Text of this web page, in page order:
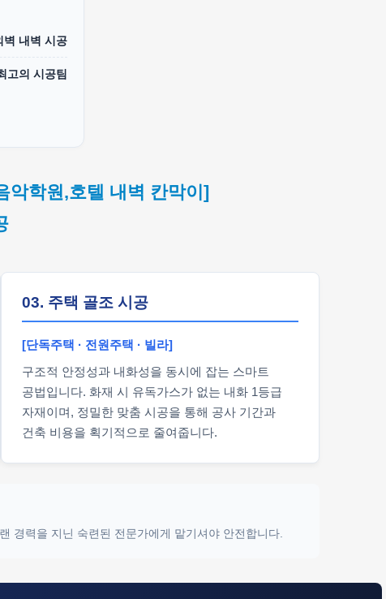
벽 내벽 시공
고의 시공팀
악학원,호텔 내벽 칸막이]
03. 주택 골조 시공
[단독주택 · 전원주택 · 빌라]
구조적 안정성과 내화성을 동시에 잡는 스마트
공법입니다. 화재 시 유독가스가 없는 내화 1등급
자재이며, 정밀한 맞춤 시공을 통해 공사 기간과
건축 비용을 획기적으로 줄여줍니다.
경력을 지닌 숙련된 전문가에게 맡기셔야 안전합니다.